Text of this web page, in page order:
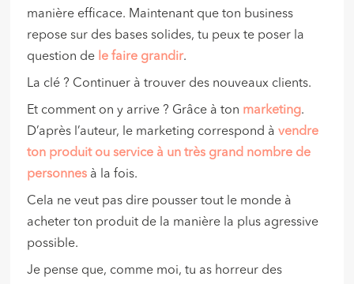
manière efficace. Maintenant que ton business
repose sur des bases solides, tu peux te poser la
question de le faire grandir.
La clé ? Continuer à trouver des nouveaux clients.
Et comment on y arrive ? Grâce à ton marketing.
D’après l’auteur, le marketing correspond àvendre
ton produit ou service à un très grand nombre de
personnes à la fois.
Cela ne veut pas dire pousser tout le monde à
acheter ton produit de la manière la plus agressive
possible.
Je pense que, comme moi, tu as horreur des